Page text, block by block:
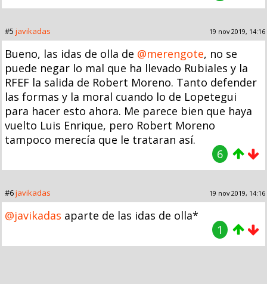
#5 javikadas 19 nov 2019, 14:16
Bueno, las idas de olla de @merengote, no se
puede negar lo mal que ha llevado Rubiales y la
RFEF la salida de Robert Moreno. Tanto defender
las formas y la moral cuando lo de Lopetegui
para hacer esto ahora. Me parece bien que haya
vuelto Luis Enrique, pero Robert Moreno
tampoco merecía que le trataran así.
6
#6javikadas 19 nov 2019, 14:16
@javikadas aparte de las idas de olla*
1